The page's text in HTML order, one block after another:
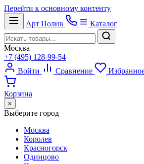
Перейти к основному контенту
Арт Полив Каталог
Москва
+7 (495) 128-99-54
Войти
Сравнение
Корзина
×
Выберите город
Москва
Королев
Красногорск
Одинцово